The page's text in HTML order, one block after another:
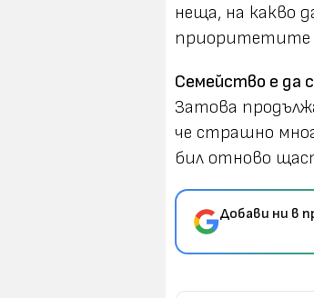
неща, на какво
приоритетите
Семейство е да
Затова
че страшно
бил отново
Добави ни в